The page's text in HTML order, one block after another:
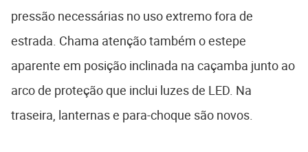
pressão necessárias no uso extremo fora de
estrada. Chama atenção também o estepe
aparente em posição inclinada na caçamba junto ao
arco de proteção que inclui luzes de LED. Na
traseira, lanternas e para-choque são novos.